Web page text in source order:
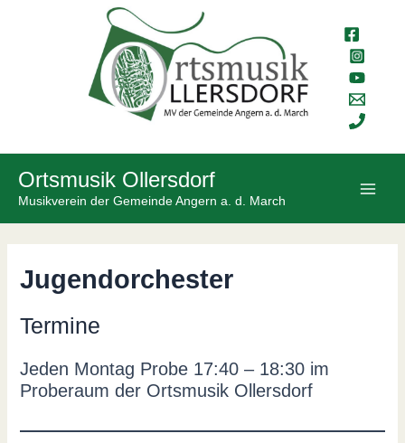
Ortsmusik Ollersdorf
Musikverein der Gemeinde Angern a. d. March
Jugendorchester
Termine
Jeden Montag Probe 17:40 – 18:30 im
Proberaum der Ortsmusik Ollersdorf